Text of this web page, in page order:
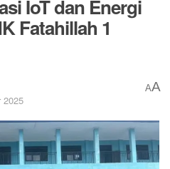
IoT dan Energi
Fatahillah 1
2025
AA